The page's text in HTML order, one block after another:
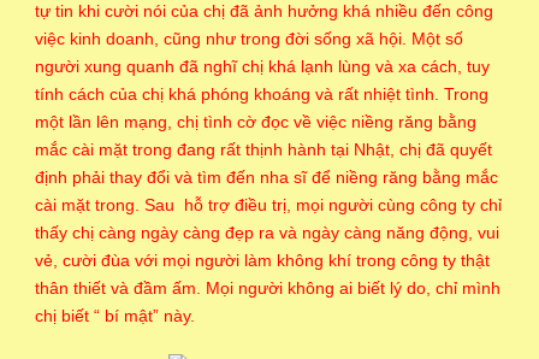
tự tin khi cười nói của chị đã ảnh hưởng khá nhiều đến công
việc kinh doanh, cũng như trong đời sống xã hội. Một số
người xung quanh đã nghĩ chị khá lạnh lùng và xa cách, tuy
tính cách của chị khá phóng khoáng và rất nhiệt tình. Trong
một lần lên mạng, chị tình cờ đọc về việc niềng răng bằng
mắc cài mặt trong đang rất thịnh hành tại Nhật, chị đã quyết
định phải thay đổi và tìm đến nha sĩ để niềng răng bằng mắc
cài mặt trong. Sau hỗ trợ điều trị, mọi người cùng công ty chỉ
thấy chị càng ngày càng đẹp ra và ngày càng năng động, vui
vẻ, cười đùa với mọi người làm không khí trong công ty thật
thân thiết và đầm ấm. Mọi người không ai biết lý do, chỉ mình
chị biết “ bí mật” này.